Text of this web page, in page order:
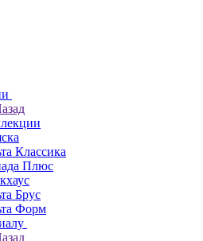
Классика
Плюс
Брус
Форм